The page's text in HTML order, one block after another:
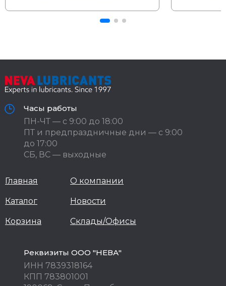
Часы работы
ПН-ЧТ — с 9:00 до 18:00
ПТ и предпраздничные дни — с 9:00
до 17:00
СБ, ВС — выходные
Главная
Каталог
Корзина
О компании
Новости
Склады/Офисы
Реквизиты ООО "НЕВА"
ИНН 7839318164
КПП 783801001